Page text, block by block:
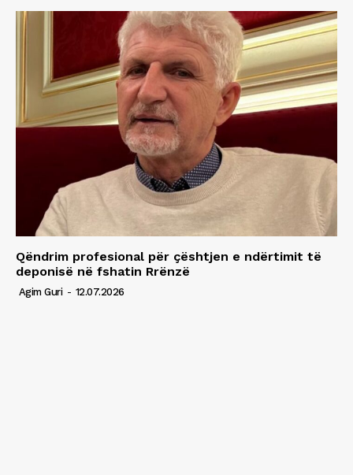
Qëndrim profesional për çështjen e ndërtimit të
deponisë në fshatin Rrënzë
Agim Guri - 12.07.2026